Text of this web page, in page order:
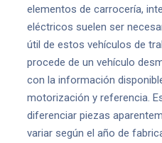
elementos de carrocería,
eléctricos suelen ser
útil de estos vehículos de
procede de un vehículo
con la información
motorización y referencia.
diferenciar piezas
variar según el año de